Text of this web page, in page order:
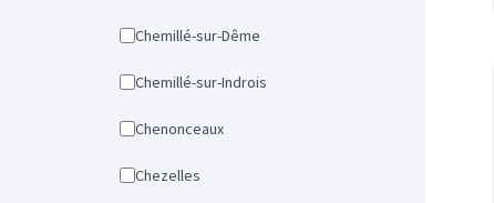
Chemillé-sur-Dême
Chemillé-sur-Indrois
Chenonceaux
Chezelles